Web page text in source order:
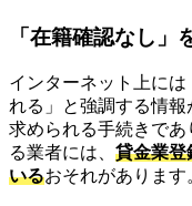
「在籍確認なし」
インターネット上に
れる」と強調する情
求められる手続きで
る業者には、 貸金業登
いるおそれがあります